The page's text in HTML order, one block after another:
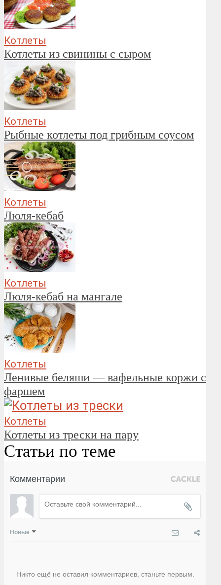
Котлеты
Котлеты из свинины с сыром
Котлеты
Рыбные котлеты под грибным соусом
Котлеты
Люля-кебаб
Котлеты
Люля-кебаб на мангале
Котлеты
Ленивые беляши — вафельные коржи с
фаршем
Котлеты
Котлеты из трески на пару
Статьи по теме
Комментарии
Новые
Никто ещё не оставил комментариев, станьте первым.